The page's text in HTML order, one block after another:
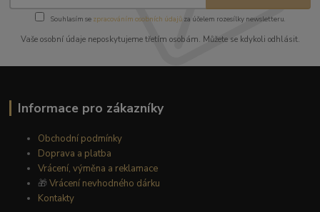
Souhlasím se zpracováním osobních údajůza účelem rozesílky newsletteru.
Vaše osobní údaje neposkytujeme třetím osobám. Můžete se kdykoli odhlásit.
Informace pro zákazníky
Obchodní podmínky
Doprava a platba
Vrácení, výměna a reklamace
🎁Vrácení nevhodného dárku
Kontakty